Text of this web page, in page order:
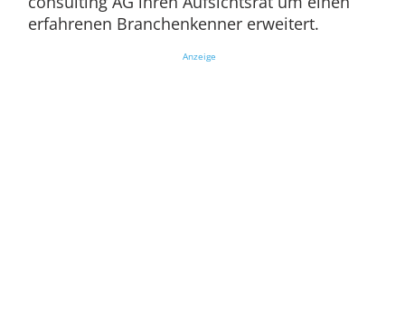
erfahrenen Branchenkenner erweitert.
Anzeige